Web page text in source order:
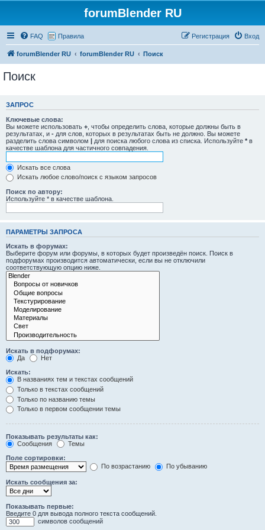
forumBlender RU
FAQ Правила Вход
Регистрация
forumBlender RU forumBlender RU Поиск
Поиск
ЗАПРОС
Ключевые слова:
Вы можете использовать + , чтобы определить слова, которые должны быть в
результатах, и - для слов, которых в результатах быть не должно. Вы можете
разделить слова символом | для поиска любого слова из списка. Используйте * в
качестве шаблона для частичного совпадения.
Искать все слова
Искать любое слово/поиск с языком запросов
Поиск по автору:
Используйте * в качестве шаблона.
ПАРАМЕТРЫ ЗАПРОСА
Искать в форумах:
Выберите форум или форумы, в которых будет произведён поиск. Поиск в
подфорумах производится автоматически, если вы не отключили
соответствующую опцию ниже.
Искать в подфорумах:
Да
Нет
Искать:
В названиях тем и текстах сообщений
Только в текстах сообщений
Только по названию темы
Только в первом сообщении темы
Показывать результаты как:
Сообщения
Темы
Поле сортировки:
По возрастанию
По убыванию
Искать сообщения за:
Показывать первые:
Введите 0 для вывода полного текста сообщений.
символов сообщений